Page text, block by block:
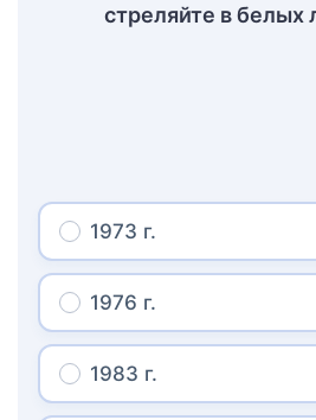
стреляйте в белых
1973 г.
1976 г.
1983 г.